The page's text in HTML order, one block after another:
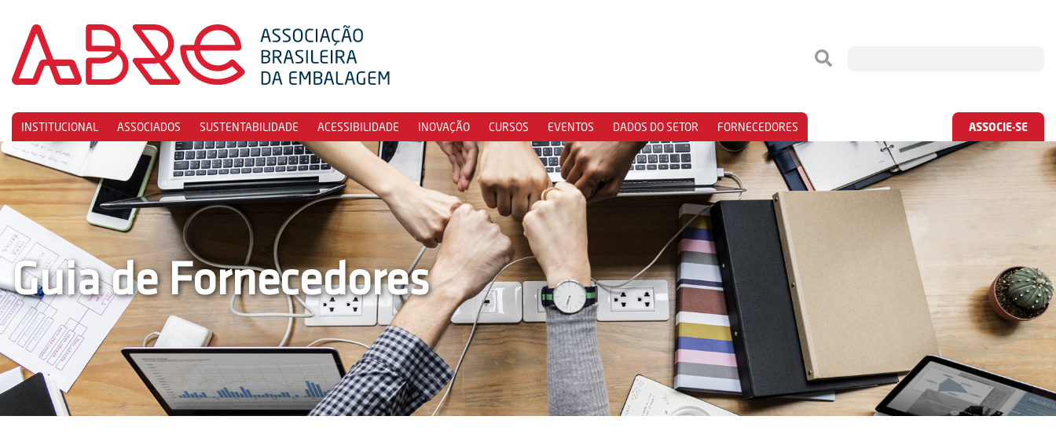
INSTITUCIONAL ASSOCIADOS SUSTENTABILIDADE ACESSIBILIDADE INOVAÇÃO CURSOS EVENTOS DADOS DO SETOR FORNECEDORES ASSOCIE-SE
Guia de Fornecedores